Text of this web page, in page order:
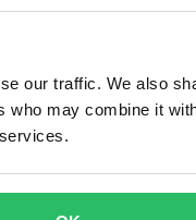
our traffic. We also
who may combine it